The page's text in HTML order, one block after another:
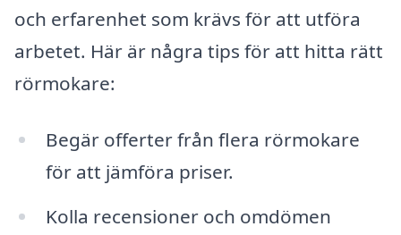
och erfarenhet som krävs för att utföra
arbetet. Här är några tips för att hitta rätt
rörmokare:
Begär offerter från flera rörmokare
för att jämföra priser.
Kolla recensioner och omdömen